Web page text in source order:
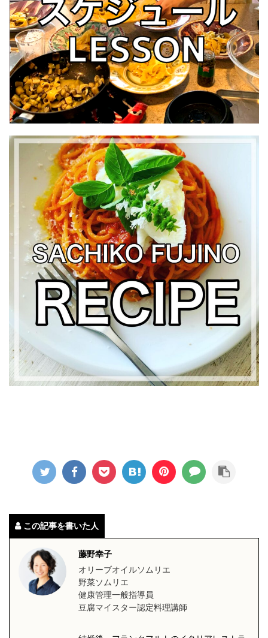
この記事を書いた人
藤野幸子
オリーブオイルソムリエ
野菜ソムリエ
健康管理一般指導員
豆腐マイスター認定料理講師